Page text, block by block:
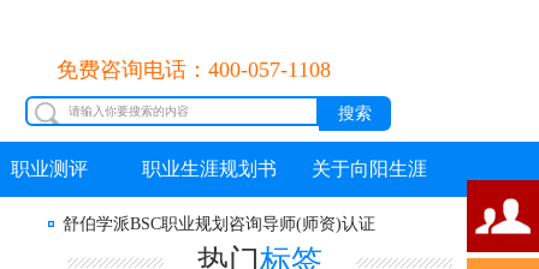
免费咨询电话：400-057-1108
职业测评 职业生涯规划书 关于向阳生涯
舒伯学派BSC职业规划咨询导师(师资)认证
热门标签